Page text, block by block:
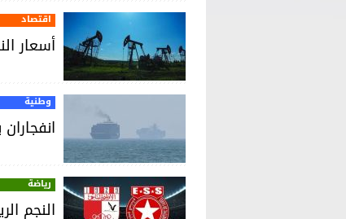
اقتصاد
أسعار
وطنية
رياضة
النجم